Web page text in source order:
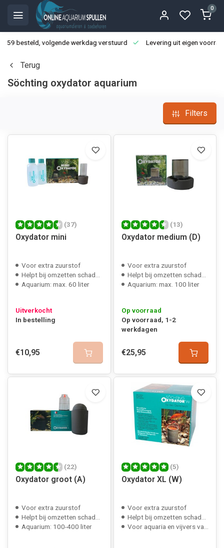
0
besteld, volgende werkdag verstuurd Levering uit eigen
Terug
Söchting oxydator aquarium
Filters
(37)
Oxydator mini
Voor extra zuurstof
Helpt bij omzetten schadeljke stoffen
Aquarium: max. 60 liter
Uitverkocht
In bestelling
€10,95
(13)
Oxydator medium (D)
Voor extra zuurstof
Helpt bij omzetten schadeljke stoffen
Aquarium: max. 100 liter
Op voorraad
Op voorraad, 1-2
werkdagen
€25,95
(22)
Oxydator groot (A)
Voor extra zuurstof
Helpt bij omzetten schadeljke stoffen
Aquarium: 100-400 liter
(5)
Oxydator XL (W)
Voor extra zuurstof
Helpt bij omzetten schadeljke stoffen
Voor aquaria en vijvers van 400-4000 liter